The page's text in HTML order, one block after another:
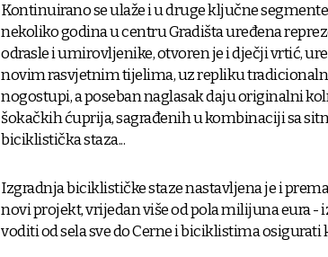
Kontinuirano se ulaže i u druge ključne
nekoliko godina u centru Gradišta uređena
odrasle i umirovljenike, otvoren je i dječji vrtić,
novim rasvjetnim tijelima, uz repliku
nogostupi, a poseban naglasak daju originalni
šokačkih ćuprija, sagrađenih u kombinaciji sa
biciklistička staza...
Izgradnja biciklističke staze nastavljena je i
novi projekt, vrijedan više od pola milijuna eura -
voditi od sela sve do Cerne i biciklistima